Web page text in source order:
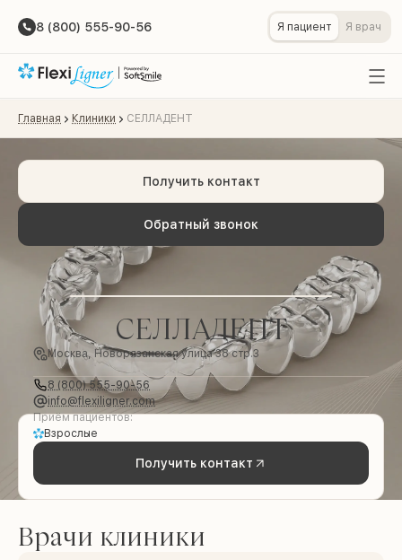
8 (800) 555-90-56 Я пациент Я врач
Главная Клиники СЕЛЛАДЕНТ
Обратный звонок
Получить контакт
СЕЛЛАДЕНТ
Москва, Новорязанская улица 38 стр.3
8 (800) 555-90-56
info@flexiligner.com
Приём пациентов:
Взрослые
Получить контакт
Врачи клиники